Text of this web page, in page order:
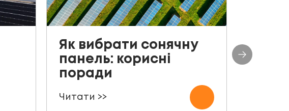
Як вибрати сонячну
панель: корисні
поради
Читати >>
До